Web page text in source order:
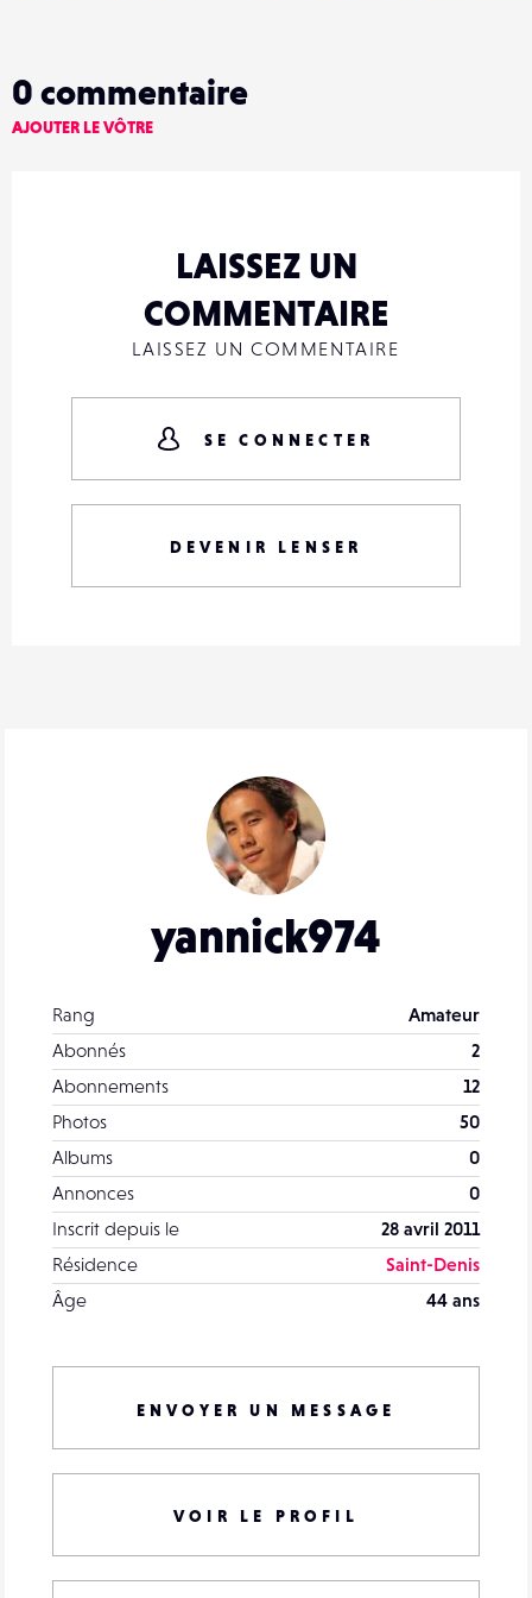
yannick974
Rang
Amateur
Abonnés
2
Abonnements
12
Photos
50
Albums
0
Annonces
0
Inscrit depuis le
28 avril 2011
Résidence
Saint-Denis
Âge
44 ans
ENVOYER UN MESSAGE
VOIR LE PROFIL
0 commentaire
AJOUTER LE VÔTRE
LAISSEZ UN
COMMENTAIRE
LAISSEZ UN COMMENTAIRE
SE CONNECTER
DEVENIR LENSER